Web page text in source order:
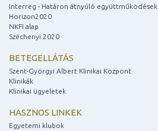
Interreg - Határon átnyúló együttműködések
Horizon2020
NKFI alap
Széchenyi 2020
BETEGELLÁTÁS
Szent-Györgyi Albert Klinikai Központ
Klinikák
Klinikai ügyeletek
HASZNOS LINKEK
Egyetemi klubok